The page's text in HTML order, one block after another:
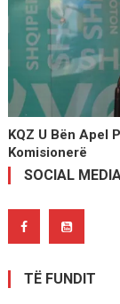
KQZ U Bën Apel
Komisionerë
SOCIAL
TË FUNDIT